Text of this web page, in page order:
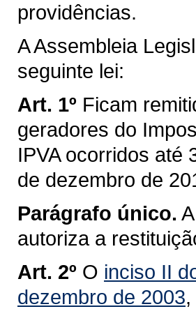
providências.
A Assembleia
seguinte lei:
Art. 1º Ficam
geradores do
IPVA ocorridos até
de dezembro de
Parágrafo único.
autoriza a
Art. 2º O inciso II
dezembro de 2003